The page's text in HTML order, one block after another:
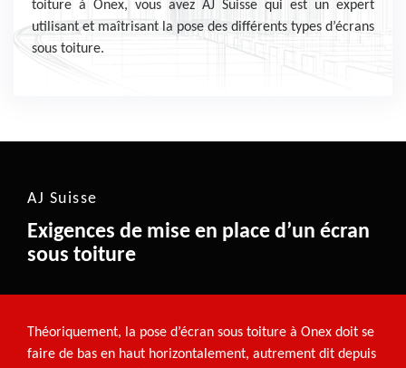
toiture à Onex, vous avez AJ Suisse qui est un expert
utilisant et maîtrisant la pose des différents types d’écrans
sous toiture.
AJ Suisse
Exigences de mise en place d’un écran
sous toiture
Théoriquement, la pose d’écran sous toiture à Onex doit se
faire de bas en haut horizontalement, autrement dit depuis